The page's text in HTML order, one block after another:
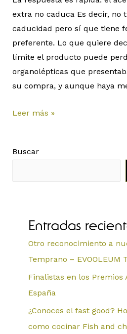
extra no caduca Es decir, no
caducidad pero sí que tiene
preferente. Lo que quiere
límite el producto puede
organolépticas que
su compra, y aunque haya
Leer más »
Buscar
Entradas
Otro reconocimiento a
Temprano – EVOOLEUM
Finalistas en los Premios
España
¿Conoces el fast good?
como cocinar Fish and